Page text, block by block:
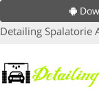
Detailing Spalatorie